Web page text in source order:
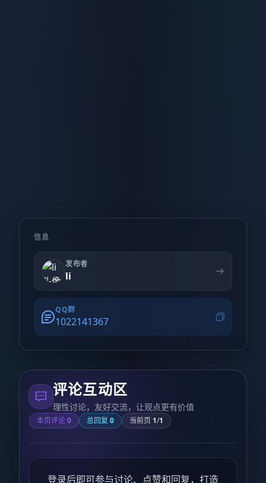
信息
发布者
li
QQ群
1022141367
评论互动区
理性讨论，友好交流，让观点更有价值
本页评论0 总回复 0 当前页 1/1
登录后即可参与讨论、点赞和回复，打造